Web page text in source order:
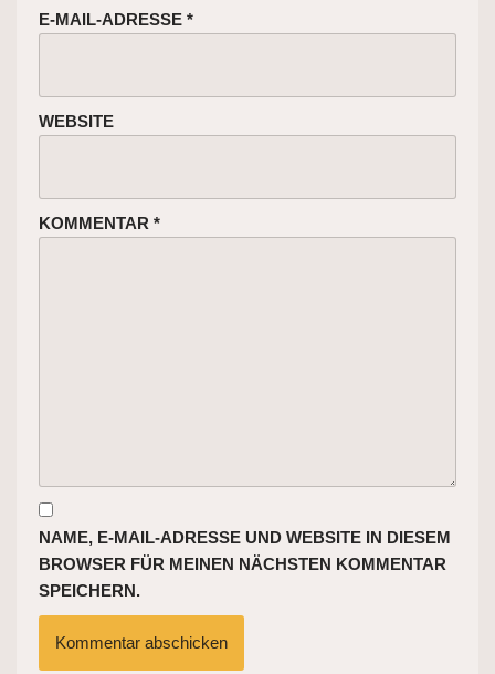
E-MAIL-ADRESSE *
WEBSITE
KOMMENTAR *
NAME, E-MAIL-ADRESSE UND WEBSITE IN DIESEM
BROWSER FÜR MEINEN NÄCHSTEN KOMMENTAR
SPEICHERN.